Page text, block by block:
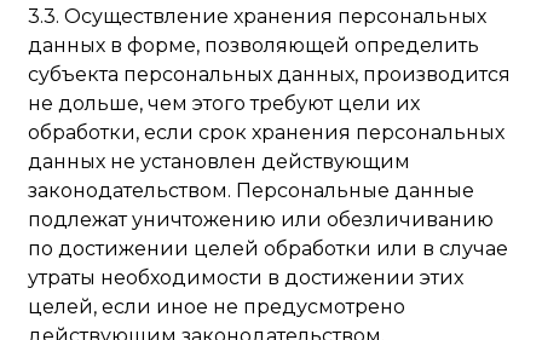
3.3. Осуществление хранения персональных
данных в форме, позволяющей определить
субъекта персональных данных, производится
не дольше, чем этого требуют цели их
обработки, если срок хранения персональных
данных не установлен действующим
законодательством. Персональные данные
подлежат уничтожению или обезличиванию
по достижении целей обработки или в случае
утраты необходимости в достижении этих
целей, если иное не предусмотрено